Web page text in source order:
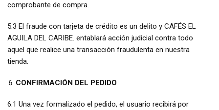
comprobante de compra.
5.3 El fraude con tarjeta de crédito es un delito y CAFÉS EL
AGUILA DEL CARIBE. entablará acción judicial contra todo
aquel que realice una transacción fraudulenta en nuestra
tienda.
CONFIRMACIÓN DEL PEDIDO
6.1 Una vez formalizado el pedido, el usuario recibirá por